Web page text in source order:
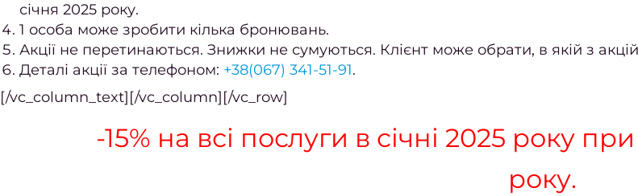
січня 2025 року.
1 особа може зробити кілька бронювань.
Акції не перетинаються. Знижки не сумуються. Клієнт може обрати, в якій з
Деталі акції за телефоном: +38(067) 341-51-91.
[/vc_column_text][/vc_column][/vc_row]
-15% на всі послуги в січні 2025 року
року.